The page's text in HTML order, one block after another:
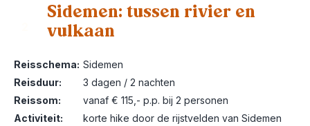
Sidemen: tussen rivier en
vulkaan
Reisschema: Sidemen
Reisduur:
3 dagen / 2 nachten
Reissom:
vanaf € 115,- p.p. bij 2 personen
Activiteit:
korte hike door de rijstvelden van Sidemen